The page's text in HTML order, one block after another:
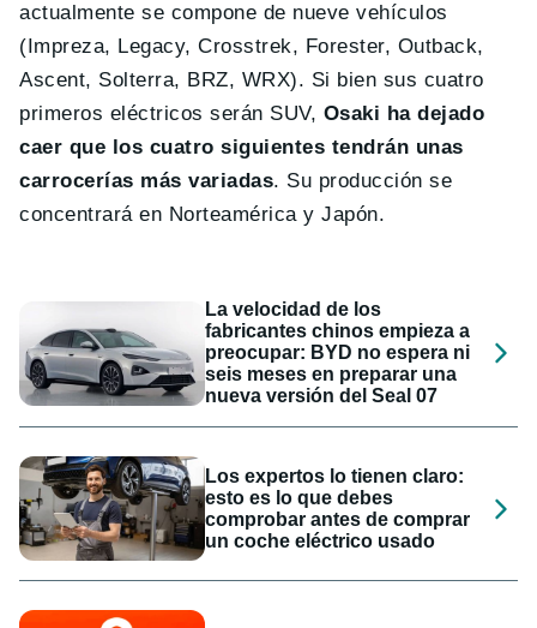
actualmente se compone de nueve vehículos
(Impreza, Legacy, Crosstrek, Forester, Outback,
Ascent, Solterra, BRZ, WRX). Si bien sus cuatro
primeros eléctricos serán SUV, Osaki ha dejado
caer que los cuatro siguientes tendrán unas
carrocerías más variadas. Su producción se
concentrará en Norteamérica y Japón.
La velocidad de los
fabricantes chinos empieza a
preocupar: BYD no espera ni
seis meses en preparar una
nueva versión del Seal 07
Los expertos lo tienen claro:
esto es lo que debes
comprobar antes de comprar
un coche eléctrico usado